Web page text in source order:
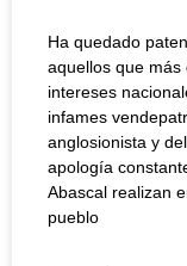
Ha quedado
aquellos que
intereses
infames
anglosionista y
apología
Abascal realizan
pueblo